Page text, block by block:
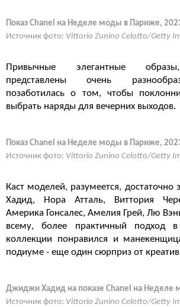
Показ Chanel на Неделе моды в Париже,
Источник фото: Vittorio Zunino Celotto/Getty
Привычные элегантные
представлены очень
позаботилась о том, чтобы
выбрать наряды для вечерних выходов.
Показ Chanel на Неделе моды в Париже,
Источник фото: Vittorio Zunino Celotto/Getty
Каст моделей, разумеется,
Хадид, Нора Атталь, Виттория
Америка Гонсалес, Амелия Грей, Лю
всему, более практичный подход
коллекции понравился и
подиуме - еще один сюрприз от
Джиджи Хадид на показе Chanel на Неделе
Источник фото: Vittorio Zunino Celotto/Getty